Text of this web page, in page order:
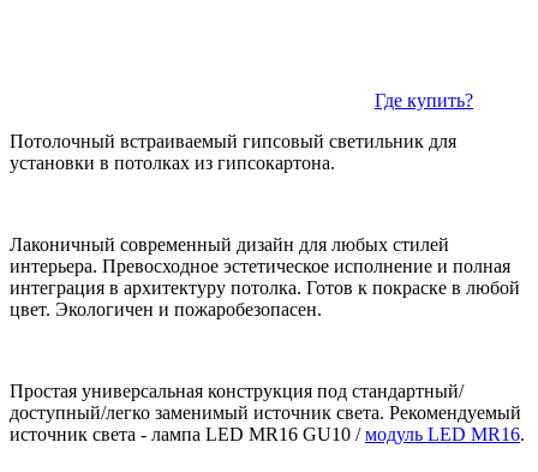
Где купить?
Потолочный встраиваемый гипсовый светильник для
установки в потолках из гипсокартона.
Лаконичный современный дизайн для любых стилей
интерьера. Превосходное эстетическое исполнение и полная
интеграция в архитектуру потолка. Готов к покраске в любой
цвет. Экологичен и пожаробезопасен.
Простая универсальная конструкция под стандартный/
доступный/легко заменимый источник света. Рекомендуемый
источник света - лампа LED MR16 GU10 /модуль LED MR16.